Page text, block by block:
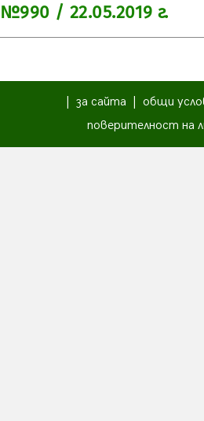
/ 22.05.2019 г.
за сайта
общи
поверителност на